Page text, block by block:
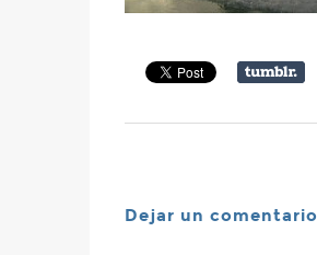
Dejar un comentario